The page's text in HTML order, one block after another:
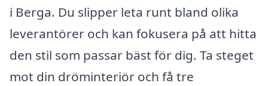
i Berga. Du slipper leta runt bland olika
leverantörer och kan fokusera på att hitta
den stil som passar bäst för dig. Ta steget
mot din dröminteriör och få tre